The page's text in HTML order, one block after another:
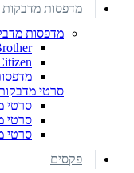
מדפסות מדבקות
מדפסות
סרטי
סרטי
סרטי
סרטי
פקסים